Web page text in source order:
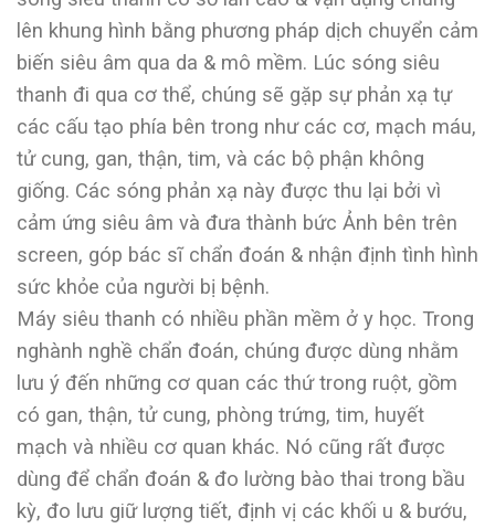
lên khung hình bằng phương pháp dịch chuyển cảm
biến siêu âm qua da & mô mềm. Lúc sóng siêu
thanh đi qua cơ thể, chúng sẽ gặp sự phản xạ tự
các cấu tạo phía bên trong như các cơ, mạch máu,
tử cung, gan, thận, tim, và các bộ phận không
giống. Các sóng phản xạ này được thu lại bởi vì
cảm ứng siêu âm và đưa thành bức Ảnh bên trên
screen, góp bác sĩ chẩn đoán & nhận định tình hình
sức khỏe của người bị bệnh.
Máy siêu thanh có nhiều phần mềm ở y học. Trong
nghành nghề chẩn đoán, chúng được dùng nhằm
lưu ý đến những cơ quan các thứ trong ruột, gồm
có gan, thận, tử cung, phòng trứng, tim, huyết
mạch và nhiều cơ quan khác. Nó cũng rất được
dùng để chẩn đoán & đo lường bào thai trong bầu
kỳ, đo lưu giữ lượng tiết, định vị các khối u & bướu,